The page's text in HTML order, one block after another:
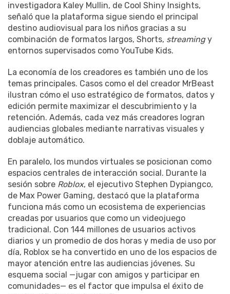
investigadora Kaley Mullin, de Cool Shiny Insights,
señaló que la plataforma sigue siendo el principal
destino audiovisual para los niños gracias a su
combinación de formatos largos, Shorts, streamingy
entornos supervisados como YouTube Kids.
La economía de los creadores es también uno de los
temas principales. Casos como el del creador MrBeast
ilustran cómo el uso estratégico de formatos, datos y
edición permite maximizar el descubrimiento y la
retención. Además, cada vez más creadores logran
audiencias globales mediante narrativas visuales y
doblaje automático.
En paralelo, los mundos virtuales se posicionan como
espacios centrales de interacción social. Durante la
sesión sobre Roblox, el ejecutivo Stephen Dypiangco,
de Max Power Gaming, destacó que la plataforma
funciona más como un ecosistema de experiencias
creadas por usuarios que como un videojuego
tradicional. Con 144 millones de usuarios activos
diarios y un promedio de dos horas y media de uso por
día, Roblox se ha convertido en uno de los espacios de
mayor atención entre las audiencias jóvenes. Su
esquema social —jugar con amigos y participar en
comunidades— es el factor que impulsa el éxito de